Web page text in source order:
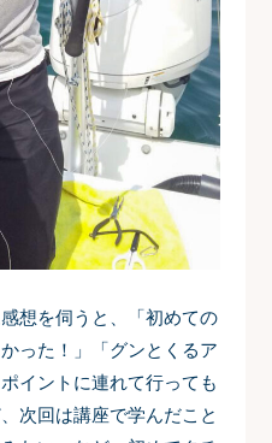
想を伺うと、「初めての
った！」「グンとくるア
イントに連れて行っても
次回は講座で学んだこと